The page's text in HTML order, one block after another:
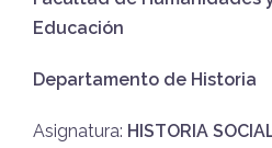
Educación
Departamento de Historia
Asignatura: HISTORIA